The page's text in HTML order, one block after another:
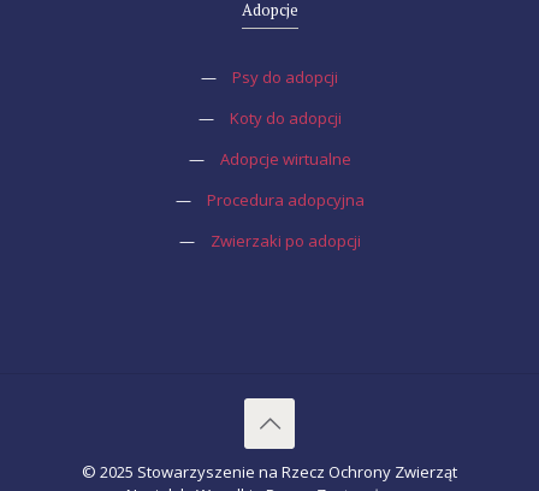
Adopcje
—
Psy do adopcji
—
Koty do adopcji
—
Adopcje wirtualne
—
Procedura adopcyjna
—
Zwierzaki po adopcji
© 2025 Stowarzyszenie na Rzecz Ochrony Zwierząt